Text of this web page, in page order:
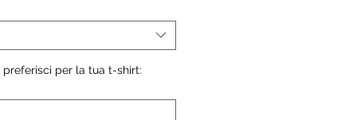
per la tua t-shirt: